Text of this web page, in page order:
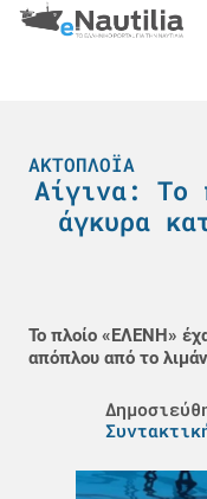
ΑΚΤΟΠΛΟΪΑ
Αίγινα: Το
άγκυρα
Το πλοίο «ΕΛΕΝΗ»
απόπλου από το